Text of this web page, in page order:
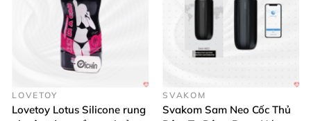
LOVETOY
Lovetoy Lotus Silicone rung
SVAKOM
Svakom Sam Neo Cốc Thủ